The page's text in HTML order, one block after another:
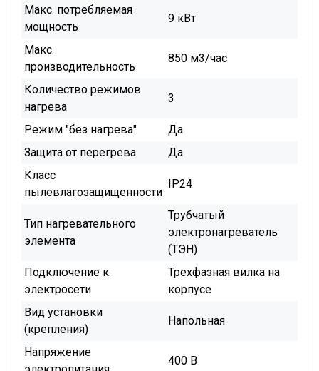
Макс. потребляемая
мощность
9 кВт
Макс.
производительность
850 м3/час
Количество режимов
нагрева
3
Режим "без нагрева"
Да
Защита от перегрева
Да
Класс
пылевлагозащищенности
IP24
Тип нагревательного
элемента
Трубчатый
электронагреватель
(ТЭН)
Подключение к
электросети
Трехфазная вилка на
корпусе
Вид установки
(крепления)
Напольная
Напряжение
400 В